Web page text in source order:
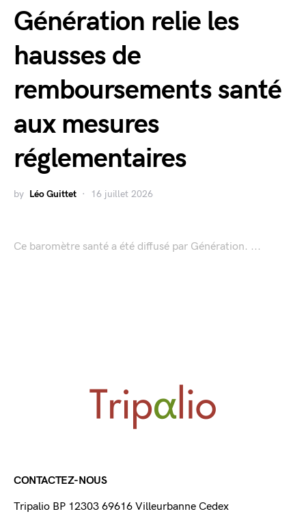
Génération relie les
hausses de
remboursements santé
aux mesures
réglementaires
by Léo Guittet 16 juillet 2026
Ce baromètre santé a été diffusé par Génération. ...
CONTACTEZ-NOUS
Tripalio BP 12303 69616 Villeurbanne Cedex